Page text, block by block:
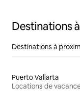
Destinations
Destinations à
Puerto Vallarta
Locations de